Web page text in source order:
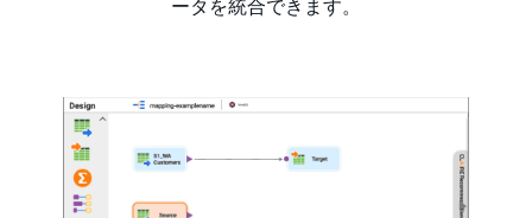
ータを統合できます。